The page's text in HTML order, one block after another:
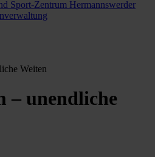
Sport-Zentrum Hermannswerder
Weiten
– unendliche